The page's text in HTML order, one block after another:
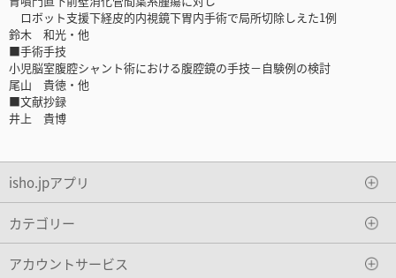
ロボット支援下経皮的内視鏡下胃内手術で局所切除しえた1例
鈴木 和光・他
■手術手技
小児脳室腹腔シャント術における腹腔鏡の手技－自験例の検討
尾山 貴徳・他
■文献抄録
井上 貴博
isho.jpアプリ
カテゴリー
アカウントサービス